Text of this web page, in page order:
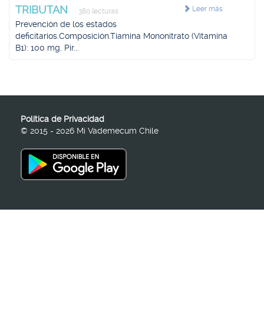
Leer más
TRIBUTAN 380 lecturas
Prevención de los estados
deficitarios.Composición.Tiamina Mononitrato (Vitamina
B1): 100 mg. Pir...
Política de Privacidad
© 2015 - 2026 Mi Vademecum Chile